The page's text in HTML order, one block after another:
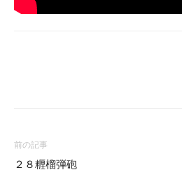
前の記事
２８糎榴弾砲